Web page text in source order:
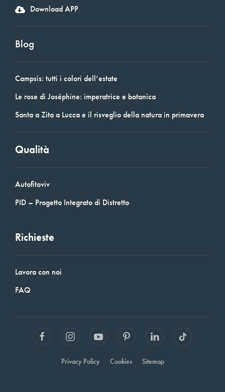
Download APP
Blog
Campsis: tutti i colori dell’estate
Le rose di Joséphine: imperatrice e botanica
Santa a Zita a Lucca e il risveglio della natura in primavera
Qualità
Autofitoviv
PID – Progetto Integrato di Distretto
Richieste
Lavora con noi
FAQ
Privacy Policy Cookies Sitemap